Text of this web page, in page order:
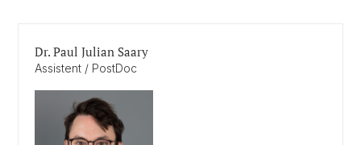
Dr. Paul Julian Saary
Assistent / PostDoc